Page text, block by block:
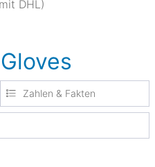
DHL)
Zahlen & Fakten